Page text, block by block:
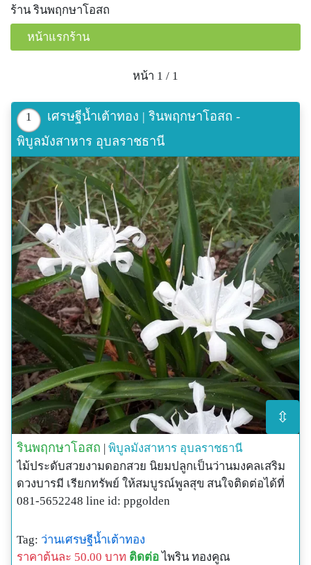
ร้าน รินพฤกษาโอสถ
หน้าแรกร้าน
หน้า 1 / 1
1
เศรษฐีน้ำเต้าทอง | รินพฤกษาโอสถ -
พิบูลมังสาหาร อุบลราชธานี
⇳
รินพฤกษาโอสถ | พิบูลมังสาหาร อุบลราชธานี
ไม้ประดับสวยงามดอกสวย นิยมปลูกเป็นว่านมงคลเสริม
ดวงบารมี เรียกทรัพย์ ให้สมบูรณ์พูลสุข สนใจติดต่อได้ที่
081-5652248 line id: ppgolden
Tag: ว่านเศรษฐีน้ำเต้าทอง
ราคาต้นละ 50.00 บาท ติดต่อไพริน ทองคูณ